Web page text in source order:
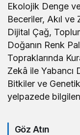
Ekolojik Denge
Beceriler, Akıl ve
Dijital Çağ,
Doğanın Renk
Topraklarında
Zekâ ile Yabancı
Bitkiler ve
yelpazede
Göz Atın